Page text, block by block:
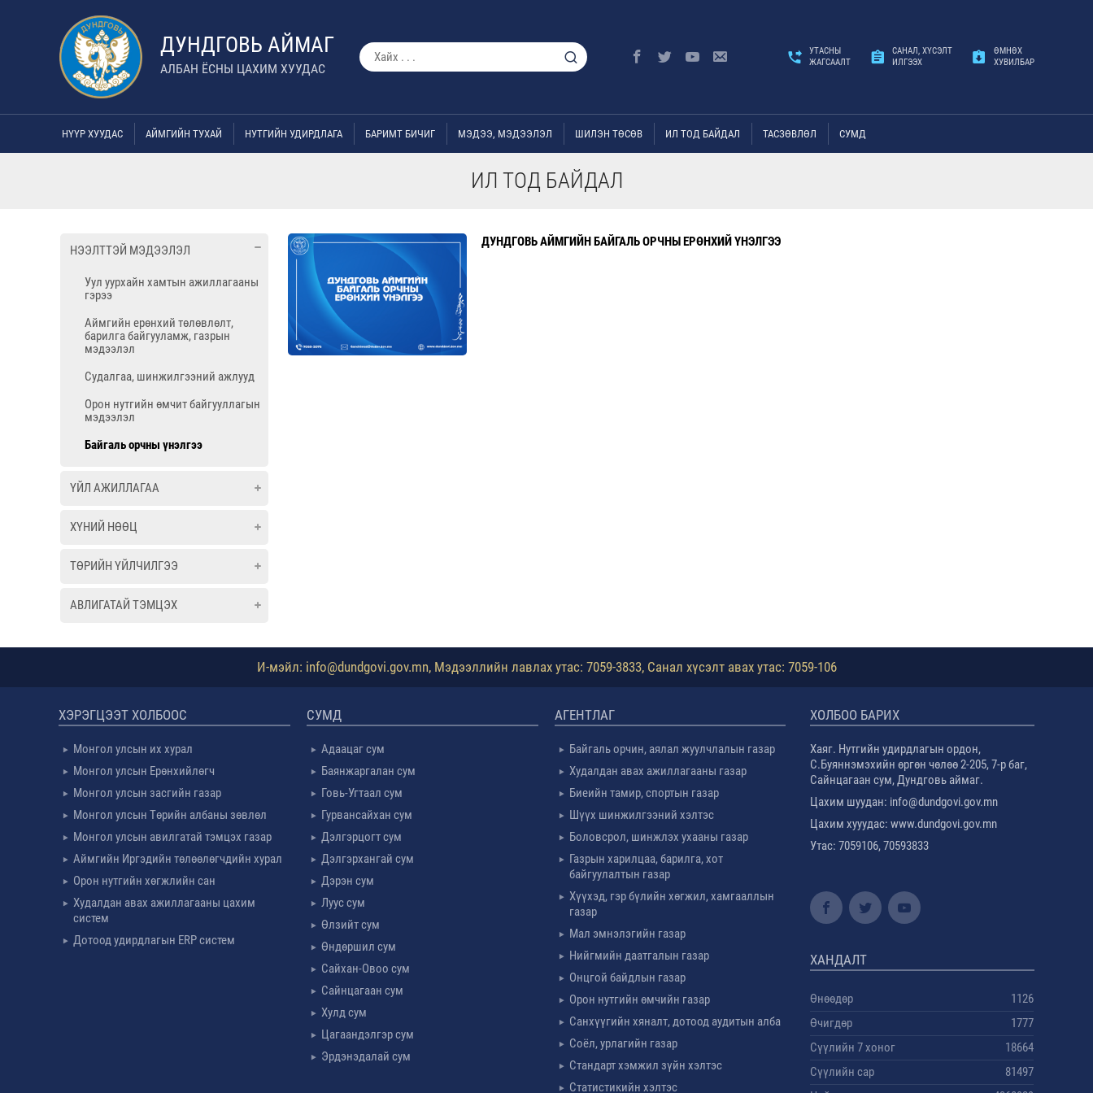
ДУНДГОВЬ АЙМАГ
АЛБАН ЁСНЫ ЦАХИМ ХУУДАС
УТАСНЫ
ЖАГСААЛТ
САНАЛ, ХҮСЭЛТ
ИЛГЭЭХ
ӨМНӨХ
ХУВИЛБАР
НҮҮР ХУУДАС АЙМГИЙН ТУХАЙ НУТГИЙН УДИРДЛАГА БАРИМТ БИЧИГ МЭДЭЭ, МЭДЭЭЛЭЛ ШИЛЭН ТӨСӨВ ИЛ ТОД БАЙДАЛ ТАСЗӨВЛӨЛ СУМД
ИЛ ТОД БАЙДАЛ
НЭЭЛТТЭЙ МЭДЭЭЛЭЛ
Уул уурхайн хамтын ажиллагааны
гэрээ
Аймгийн ерөнхий төлөвлөлт,
барилга байгууламж, газрын
мэдээлэл
Судалгаа, шинжилгээний ажлууд
Орон нутгийн өмчит байгууллагын
мэдээлэл
Байгаль орчны үнэлгээ
ҮЙЛ АЖИЛЛАГАА
ХҮНИЙ НӨӨЦ
ТӨРИЙН ҮЙЛЧИЛГЭЭ
АВЛИГАТАЙ ТЭМЦЭХ
ДУНДГОВЬ АЙМГИЙН БАЙГАЛЬ ОРЧНЫ ЕРӨНХИЙ ҮНЭЛГЭЭ
И-мэйл: info@dundgovi.gov.mn, Мэдээллийн лавлах утас: 7059-3833, Санал хүсэлт авах утас: 7059-106
ХЭРЭГЦЭЭТ ХОЛБООС
Монгол улсын их хурал
Монгол улсын Ерөнхийлөгч
Монгол улсын засгийн газар
Монгол улсын Төрийн албаны зөвлөл
Монгол улсын авилгатай тэмцэх газар
Аймгийн Иргэдийн төлөөлөгчдийн хурал
Орон нутгийн хөгжлийн сан
Худалдан авах ажиллагааны цахим
систем
Дотоод удирдлагын ERP систем
СУМД
Адаацаг сум
Баянжаргалан сум
Говь-Угтаал сум
Гурвансайхан сум
Дэлгэрцогт сум
Дэлгэрхангай сум
Дэрэн сум
Луус сум
Өлзийт сум
Өндөршил сум
Сайхан-Овоо сум
Сайнцагаан сум
Хулд сум
Цагаандэлгэр сум
Эрдэнэдалай сум
АГЕНТЛАГ
Байгаль орчин, аялал жуулчлалын газар
Худалдан авах ажиллагааны газар
Биеийн тамир, спортын газар
Шүүх шинжилгээний хэлтэс
Боловсрол, шинжлэх ухааны газар
Газрын харилцаа, барилга, хот
байгуулалтын газар
Хүүхэд, гэр бүлийн хөгжил, хамгааллын
газар
Мал эмнэлэгийн газар
Нийгмийн даатгалын газар
Онцгой байдлын газар
Орон нутгийн өмчийн газар
Санхүүгийн хяналт, дотоод аудитын алба
Соёл, урлагийн газар
Стандарт хэмжил зүйн хэлтэс
Статистикийн хэлтэс
ХОЛБОО БАРИХ
Хаяг. Нутгийн удирдлагын ордон,
С.Буяннэмэхийн өргөн чөлөө 2-205, 7-р баг,
Сайнцагаан сум, Дундговь аймаг.
Цахим шуудан: info@dundgovi.gov.mn
Цахим хууудас: www.dundgovi.gov.mn
Утас: 7059106, 70593833
ХАНДАЛТ
Өнөөдөр
1126
Өчигдөр
1777
Сүүлийн 7 хоног
18664
Сүүлийн сар
81497